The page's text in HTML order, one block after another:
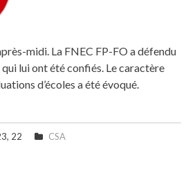
midi. La FNEC FP-FO a défendu
lui ont été confiés. Le caractère
d’écoles a été évoqué.
22 CSA